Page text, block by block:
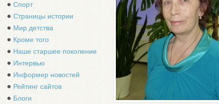
Спорт
Страницы истории
Мир детства
Кроме того
Наше старшее поколение
Интервью
Информер новостей
Рейтинг сайтов
Блоги